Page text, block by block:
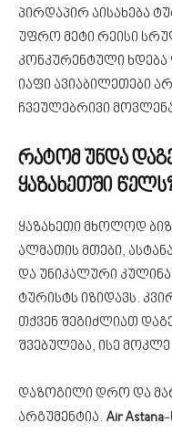
პირდაპირ აისახება
უფრო მეტი რეისი
კონკურენტული ხდება
იაფი ავიაბილეთები
ჩვეულებრივი
რატომ უნდა
ყაზახეთში
ყაზახეთი მხოლოდ
ალმათის მთები,
და უნიკალური
ტურისტს იზიდავს.
თქვენ შეგიძლიათ
შვებულება, ისე მოკლე
დაზოგილი დრო და
არგუმენტია. Air Astana-